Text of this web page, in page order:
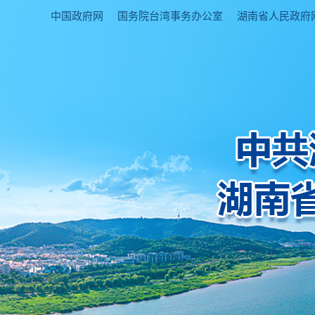
中国政府网 国务院台湾事务办公室 湖南省人民政府